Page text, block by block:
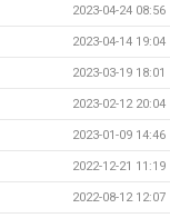
2023-04-24 08:56
2023-04-14 19:04
2023-03-19 18:01
2023-02-12 20:04
2023-01-09 14:46
2022-12-21 11:19
2022-08-12 12:07